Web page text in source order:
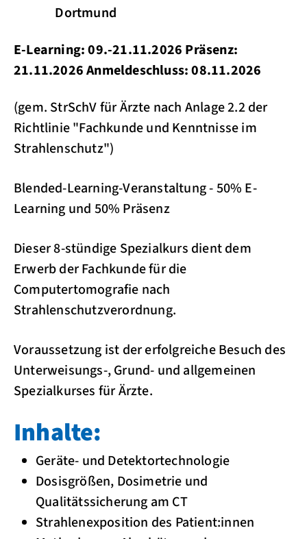
Dortmund
E-Learning: 09.-21.11.2026 Präsenz:
21.11.2026 Anmeldeschluss: 08.11.2026
(gem. StrSchV für Ärzte nach Anlage 2.2 der
Richtlinie "Fachkunde und Kenntnisse im
Strahlenschutz")
Blended-Learning-Veranstaltung - 50% E-
Learning und 50% Präsenz
Dieser 8-stündige Spezialkurs dient dem
Erwerb der Fachkunde für die
Computertomografie nach
Strahlenschutzverordnung.
Voraussetzung ist der erfolgreiche Besuch des
Unterweisungs-, Grund- und allgemeinen
Spezialkurses für Ärzte.
Inhalte:
Geräte- und Detektortechnologie
Dosisgrößen, Dosimetrie und
Qualitätssicherung am CT
Strahlenexposition des Patient:innen